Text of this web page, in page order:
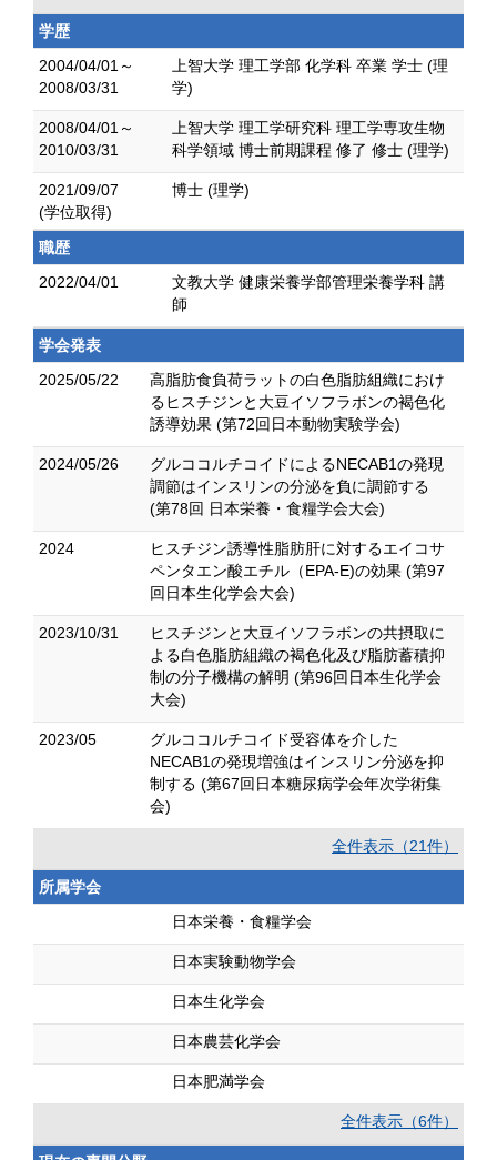
学歴
2004/04/01～
2008/03/31
上智大学 理工学部 化学科 卒業 学士 (理
学)
2008/04/01～
2010/03/31
上智大学 理工学研究科 理工学専攻生物
科学領域 博士前期課程 修了 修士 (理学)
2021/09/07
(学位取得)
博士 (理学)
職歴
2022/04/01
文教大学 健康栄養学部管理栄養学科 講
師
学会発表
2025/05/22
高脂肪食負荷ラットの白色脂肪組織におけ
るヒスチジンと大豆イソフラボンの褐色化
誘導効果 (第72回日本動物実験学会)
2024/05/26
グルココルチコイドによるNECAB1の発現
調節はインスリンの分泌を負に調節する
(第78回 日本栄養・食糧学会大会)
2024
ヒスチジン誘導性脂肪肝に対するエイコサ
ペンタエン酸エチル（EPA-E)の効果 (第97
回日本生化学会大会)
2023/10/31
ヒスチジンと大豆イソフラボンの共摂取に
よる白色脂肪組織の褐色化及び脂肪蓄積抑
制の分子機構の解明 (第96回日本生化学会
大会)
2023/05
グルココルチコイド受容体を介した
NECAB1の発現増強はインスリン分泌を抑
制する (第67回日本糖尿病学会年次学術集
会)
全件表示（21件）
所属学会
日本栄養・食糧学会
日本実験動物学会
日本生化学会
日本農芸化学会
日本肥満学会
全件表示（6件）